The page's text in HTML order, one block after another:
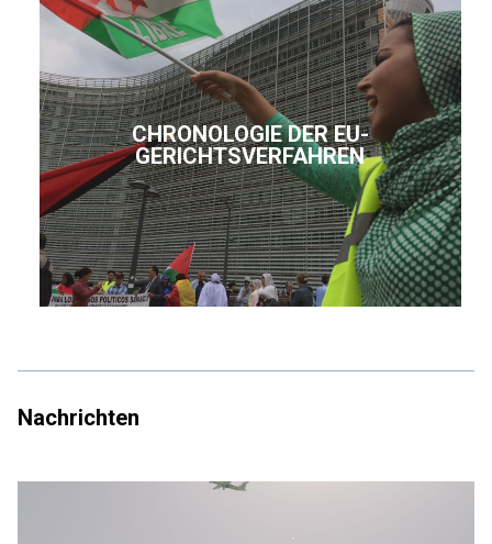
CHRONOLOGIE DER EU-
GERICHTSVERFAHREN
Nachrichten